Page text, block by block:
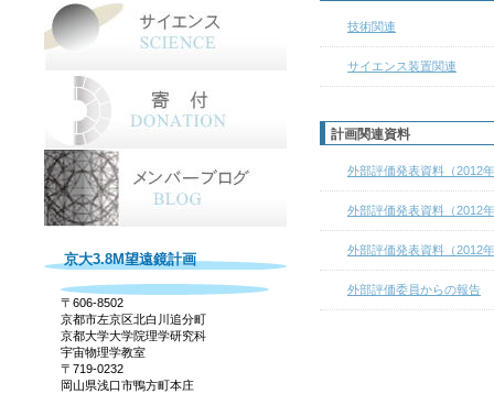
技術関連
サイエンス装置関連
計画関連資料
外部評価発表資料（2012
外部評価発表資料（2012
外部評価発表資料（2012
外部評価委員からの報告
京大3.8M望遠鏡計画
〒606-8502
京都市左京区北白川追分町
京都大学大学院理学研究科
宇宙物理学教室
〒719-0232
岡山県浅口市鴨方町本庄